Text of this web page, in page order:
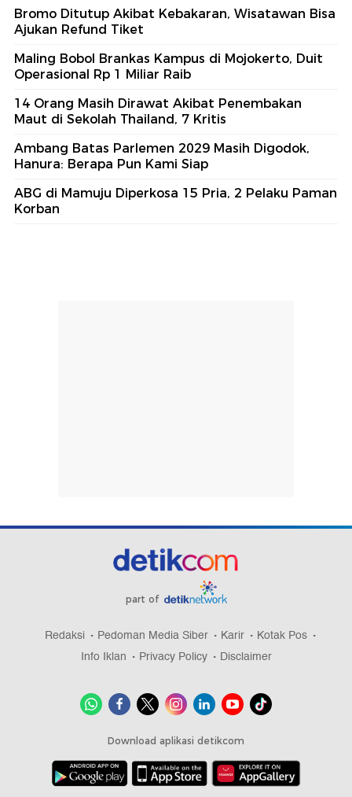
Bromo Ditutup Akibat Kebakaran, Wisatawan Bisa
Ajukan Refund Tiket
Maling Bobol Brankas Kampus di Mojokerto, Duit
Operasional Rp 1 Miliar Raib
14 Orang Masih Dirawat Akibat Penembakan
Maut di Sekolah Thailand, 7 Kritis
Ambang Batas Parlemen 2029 Masih Digodok,
Hanura: Berapa Pun Kami Siap
ABG di Mamuju Diperkosa 15 Pria, 2 Pelaku Paman
Korban
part of
Redaksi Pedoman Media Siber Karir
Kotak Pos
Info Iklan
Privacy Policy Disclaimer
Download aplikasi detikcom